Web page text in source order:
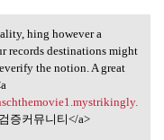
hing however a
records destinations might
the notion. A great
증커뮤니티</a>